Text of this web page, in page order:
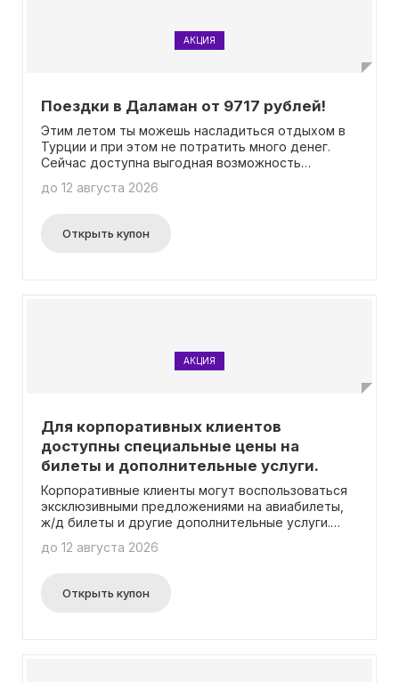
АКЦИЯ
Поездки в Даламан от 9717 рублей!
Этим летом ты можешь насладиться отдыхом в
Турции и при этом не потратить много денег.
Сейчас доступна выгодная возможность
по цене от 9717 рублей. Окончательная
необходимо знать, что для получения скидки не
требуется ввод промокода. Будь готов получить
до 12 августа 2026
Открыть купон
АКЦИЯ
Для корпоративных клиентов
доступны специальные цены на
билеты и дополнительные услуги.
Корпоративные клиенты могут воспользоваться
эксклюзивными предложениями на авиабилеты,
ж/д билеты и другие дополнительные услуги.
странице. Важно отметить, что для получения
до 12 августа 2026
Открыть купон